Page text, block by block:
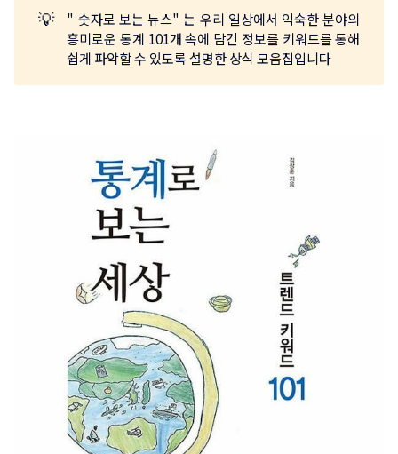
💡
" 숫자로 보는 뉴스" 는 우리 일상에서 익숙한 분야의
흥미로운 통계 101개 속에 담긴 정보를 키워드를 통해
쉽게 파악할 수 있도록 설명한 상식 모음집입니다